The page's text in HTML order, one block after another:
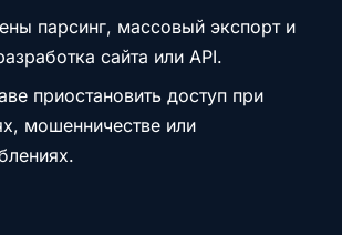
парсинг, массовый экспорт и
сайта или API.
приостановить доступ при
мошенничестве или